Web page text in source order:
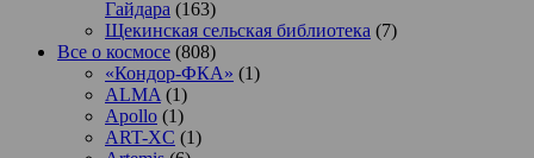
Гайдара (163)
Щекинская сельская библиотека (7)
Все о космосе (808)
«Кондор-ФКА» (1)
ALMA (1)
Apollo (1)
ART-XC (1)